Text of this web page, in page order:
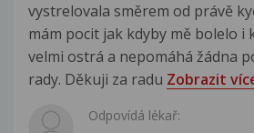
vystrelovala směrem od právě
mám pocit jak kdyby mě bolelo i
velmi ostrá a nepomáhá žádna
rady. Děkuji za radu Zobrazit
Odpovídá lékař: